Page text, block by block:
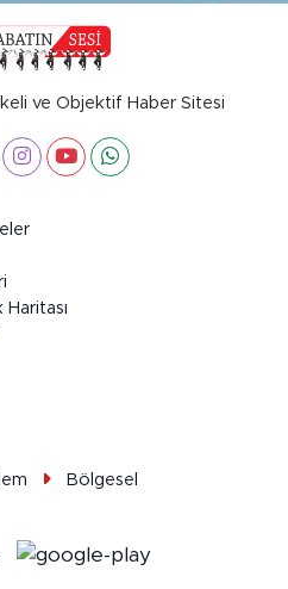
ve Objektif Haber Sitesi
Bölgesel